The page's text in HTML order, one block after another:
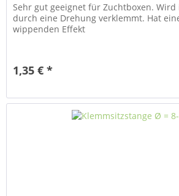
Sehr gut geeignet für Zuchtboxen.
durch eine Drehung verklemmt. Hat
wippenden Effekt
1,35 € *